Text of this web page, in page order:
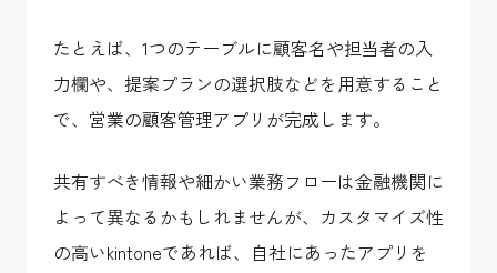
たとえば、1つのテーブルに顧客名や担当者の入
力欄や、提案プランの選択肢などを用意すること
で、営業の顧客管理アプリが完成します。
共有すべき情報や細かい業務フローは金融機関に
よって異なるかもしれませんが、カスタマイズ性
の高いkintoneであれば、自社にあったアプリを